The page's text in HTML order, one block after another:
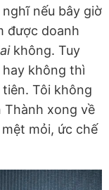
nghĩ nếu bây giờ
được doanh
không. Tuy
không thì
Tôi không
Thành xong về
mỏi, ức chế